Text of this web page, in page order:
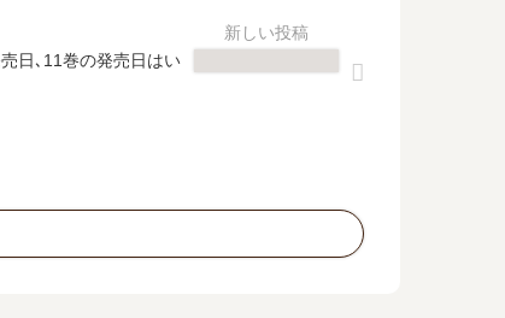
日､11巻の発売日はい